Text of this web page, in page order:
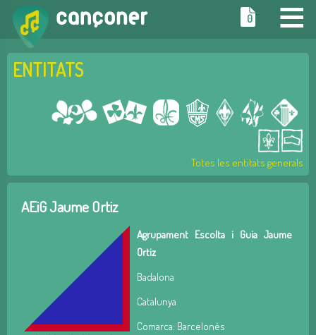
≡
0
ENTITATS
Totes les entitats generals
AEiG Jaume Ortiz
Agrupament Escolta i Guia Jaume
Ortiz
Badalona
Catalunya
Comarca: Barcelonès